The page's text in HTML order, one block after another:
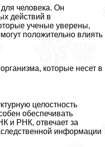
человека. Он
действий в
ученые уверены,
положительно влиять
которые несет в
целостность
обеспечивать
и РНК, отвечает за
информации